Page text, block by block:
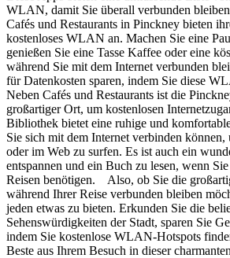
WLAN, damit Sie überall verbunden
Cafés und Restaurants in Pinckney bieten
kostenloses WLAN an. Machen Sie eine
genießen Sie eine Tasse Kaffee oder eine
während Sie mit dem Internet verbunden
für Datenkosten sparen, indem Sie diese
Neben Cafés und Restaurants ist die
großartiger Ort, um kostenlosen
Bibliothek bietet eine ruhige und
Sie sich mit dem Internet verbinden können,
oder im Web zu surfen. Es ist auch ein
entspannen und ein Buch zu lesen, wenn
Reisen benötigen. Also, ob Sie die
während Ihrer Reise verbunden bleiben
jeden etwas zu bieten. Erkunden Sie die
Sehenswürdigkeiten der Stadt, sparen Sie
indem Sie kostenlose WLAN-Hotspots
Beste aus Ihrem Besuch in dieser